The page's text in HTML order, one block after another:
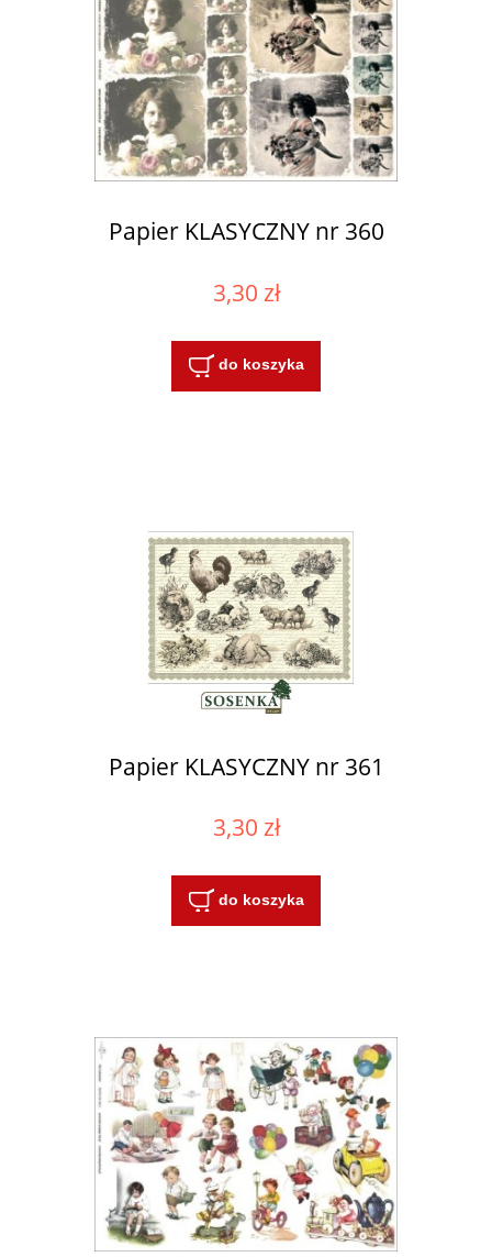
Papier KLASYCZNY nr 360
3,30 zł
do koszyka
Papier KLASYCZNY nr 361
3,30 zł
do koszyka